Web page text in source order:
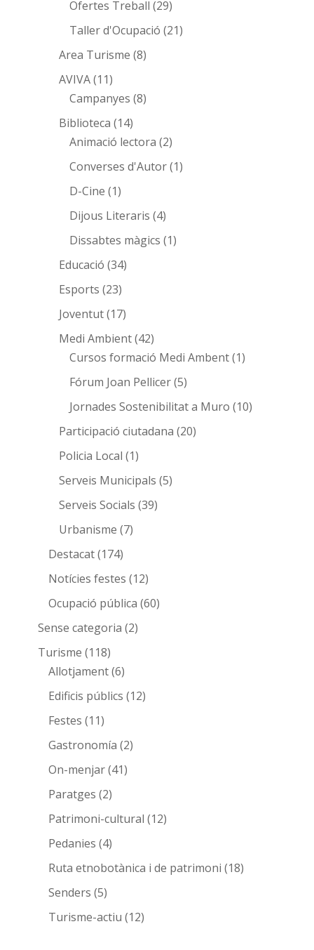
Ofertes Treball (29)
Taller d'Ocupació (21)
Area Turisme (8)
AVIVA(11)
Campanyes (8)
Biblioteca (14)
Animació lectora (2)
Converses d'Autor(1)
D-Cine (1)
Dijous Literaris (4)
Dissabtes màgics (1)
Educació (34)
Esports (23)
Joventut(17)
Medi Ambient(42)
Cursos formació Medi Ambent(1)
Fórum Joan Pellicer(5)
Jornades Sostenibilitat a Muro (10)
Participació ciutadana (20)
Policia Local (1)
Serveis Municipals (5)
Serveis Socials (39)
Urbanisme (7)
Destacat(174)
Notícies festes (12)
Ocupació pública (60)
Sense categoria (2)
Turisme (118)
Allotjament(6)
Edificis públics (12)
Festes (11)
Gastronomía (2)
On-menjar(41)
Paratges (2)
Patrimoni-cultural (12)
Pedanies (4)
Ruta etnobotànica i de patrimoni (18)
Senders (5)
Turisme-actiu (12)